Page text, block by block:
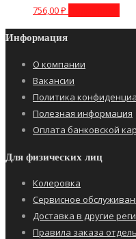
756,00₽
Информация
О компании
Вакансии
Политика
Полезная информация
Оплата банковской
Для физических лиц
Колеровка
Сервисное
Доставка в другие
Правила заказа